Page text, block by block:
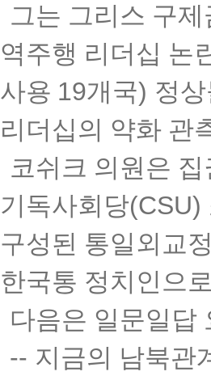
그는 그리스 구
역주행 리더십 논
사용 19개국) 정상
리더십의 약화 관
코쉬크 의원은
기독사회당(CSU)
구성된 통일외교
한국통 정치인으
다음은 일문일답
-- 지금의 남북관